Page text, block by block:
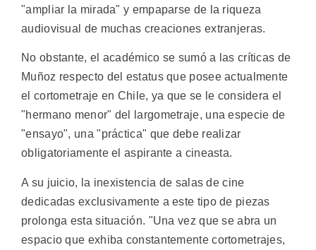
"ampliar la mirada" y empaparse de la riqueza
audiovisual de muchas creaciones extranjeras.
No obstante, el académico se sumó a las críticas de
Muñoz respecto del estatus que posee actualmente
el cortometraje en Chile, ya que se le considera el
"hermano menor" del largometraje, una especie de
"ensayo", una "práctica" que debe realizar
obligatoriamente el aspirante a cineasta.
A su juicio, la inexistencia de salas de cine
dedicadas exclusivamente a este tipo de piezas
prolonga esta situación. "Una vez que se abra un
espacio que exhiba constantemente cortometrajes,